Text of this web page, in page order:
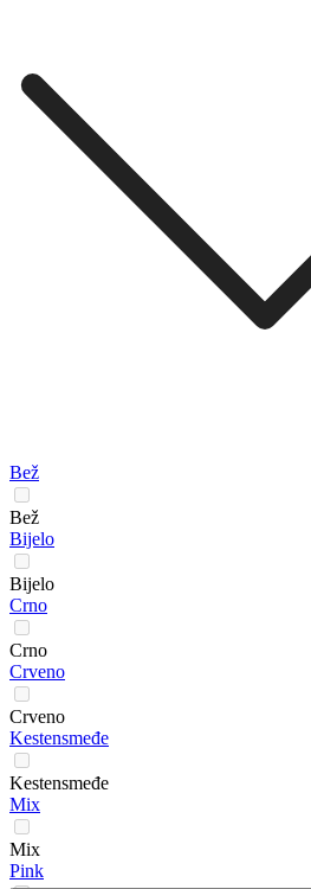
Bež
Bež
Bijelo
Bijelo
Crno
Crno
Crveno
Crveno
Kestensmeđe
Kestensmeđe
Mix
Mix
Pink